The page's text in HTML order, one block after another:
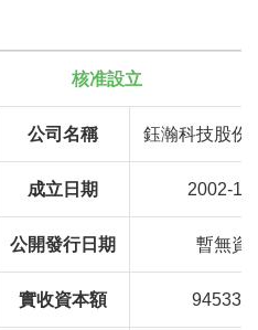
核准設立
公司名稱 鈺瀚科技股份
成立日期 2002-
公開發行日期 暫無資
實收資本額